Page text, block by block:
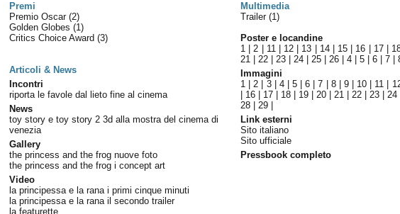
Premi Multimedia
Premio Oscar(2)
Golden Globes(1)
Critics Choice Award(3)
Articoli & News
Incontri
riporta le favole dal lieto fine al cinema
News
toy story e toy story 2 3d alla mostra del cinema di
venezia
Gallery
the princess and the frog nuove foto
the princess and the frog i concept art
Video
la principessa e la rana i primi cinque minuti
la principessa e la rana il secondo trailer
la featurette
Trailer (1)
Poster e locandine
1 |2 11| 12 13 14| 15 16 17|
21 |22 |23 |24 |25 |26 |4 |5 |6 |7 |
Immagini
1 |2 3| 4|5 |6 |7 8| 9| 10 11
16 17 18 19 |20 |21 |22 |23 |24
28 |29
Link esterni
Sito italiano
Sito ufficiale
Pressbook completo